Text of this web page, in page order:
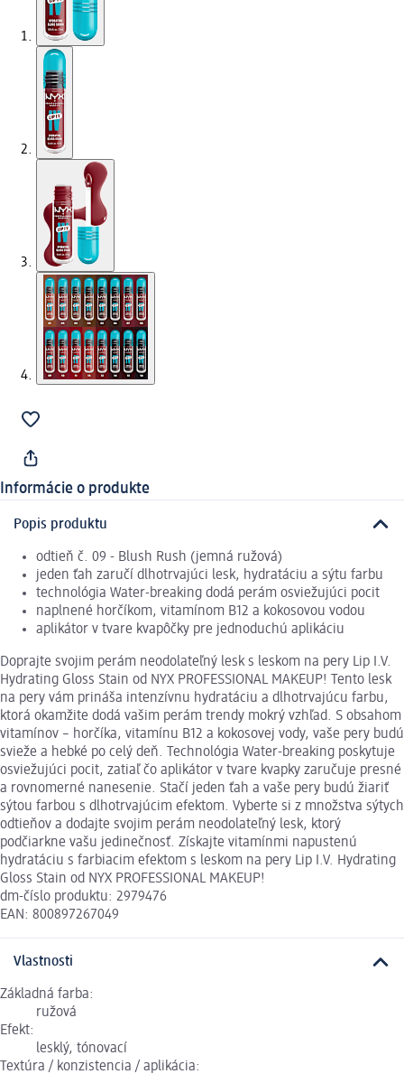
Informácie o produkte
Popis produktu
odtieň č. 09 - Blush Rush (jemná ružová)
jeden ťah zaručí dlhotrvajúci lesk, hydratáciu a sýtu farbu
technológia Water-breaking dodá perám osviežujúci pocit
naplnené horčíkom, vitamínom B12 a kokosovou vodou
aplikátor v tvare kvapôčky pre jednoduchú aplikáciu
Doprajte svojim perám neodolateľný lesk s leskom na pery Lip I.V.
Hydrating Gloss Stain od NYX PROFESSIONAL MAKEUP! Tento lesk
na pery vám prináša intenzívnu hydratáciu a dlhotrvajúcu farbu,
ktorá okamžite dodá vašim perám trendy mokrý vzhľad. S obsahom
vitamínov – horčíka, vitamínu B12 a kokosovej vody, vaše pery budú
svieže a hebké po celý deň. Technológia Water-breaking poskytuje
osviežujúci pocit, zatiaľ čo aplikátor v tvare kvapky zaručuje presné
a rovnomerné nanesenie. Stačí jeden ťah a vaše pery budú žiariť
sýtou farbou s dlhotrvajúcim efektom. Vyberte si z množstva sýtych
odtieňov a dodajte svojim perám neodolateľný lesk, ktorý
podčiarkne vašu jedinečnosť. Získajte vitamínmi napustenú
hydratáciu s farbiacim efektom s leskom na pery Lip I.V. Hydrating
Gloss Stain od NYX PROFESSIONAL MAKEUP!
dm-číslo produktu: 2979476
EAN: 800897267049
Vlastnosti
Základná farba:
ružová
Efekt:
lesklý, tónovací
Textúra / konzistencia / aplikácia: